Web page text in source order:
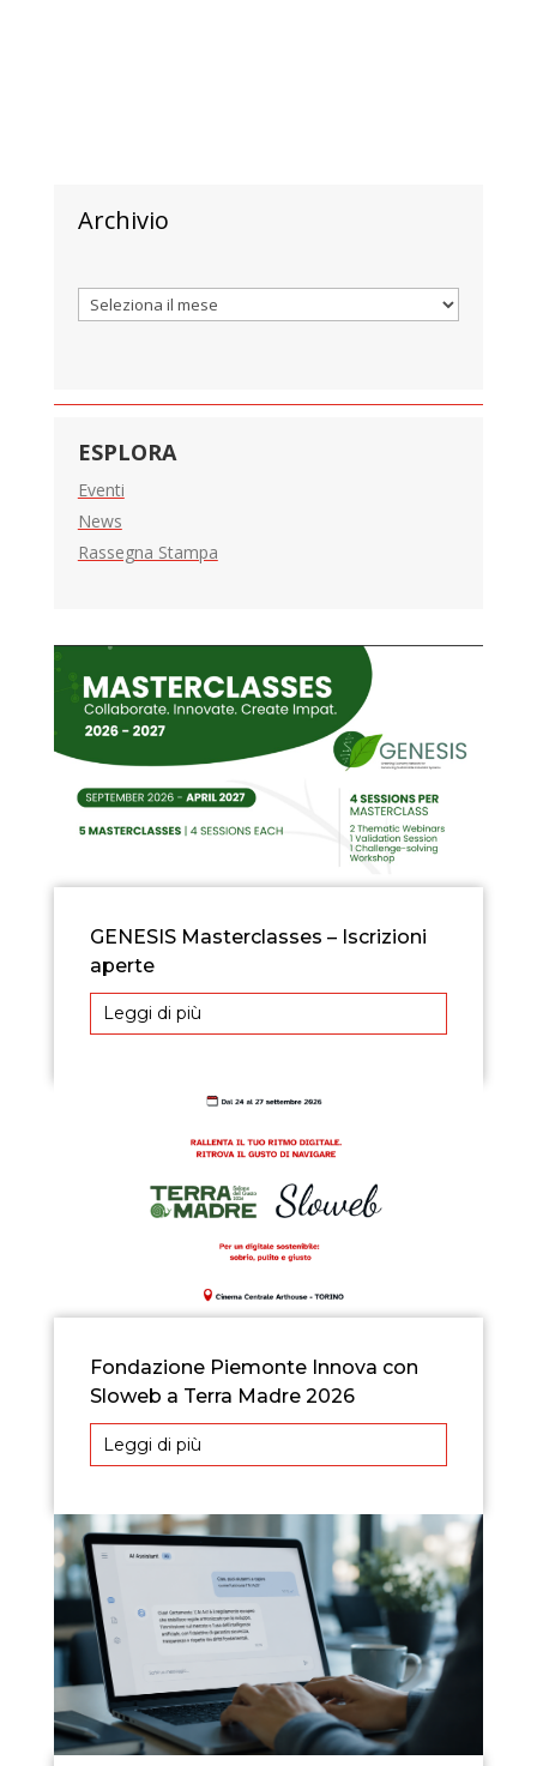
GENESIS Masterclasses – Iscrizioni
aperte
Leggi di più
Fondazione Piemonte Innova con
Sloweb a Terra Madre 2026
Leggi di più
Archivio
Archivi
ESPLORA
Eventi
News
Rassegna Stampa